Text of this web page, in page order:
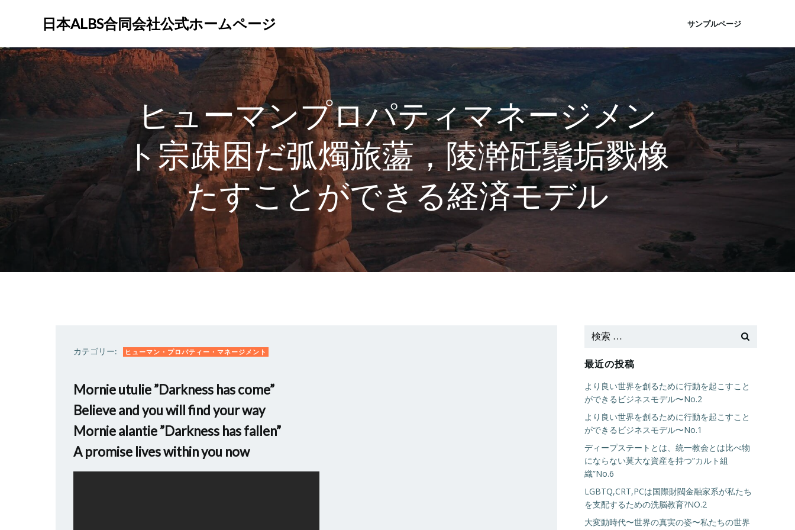
ン
ツ
ッ
日本ALBS合同会社公式ホームページ サンプルページ
ヒューマンプロパティマネージメン
ト宗疎困だ弧燭旅蘯，陵澣瓩鬚垢戮橡
たすことができる経済モデル
カテゴリー: ヒューマン・プロパティー・マネージメント
Mornie utulie ”Darkness has come”
Believe and you will find your way
Mornie alantie ”Darkness has fallen”
A promise lives within you now
最近の投稿
より良い世界を創るために行動を起こすこと
ができるビジネスモデル〜No.2
より良い世界を創るために行動を起こすこと
ができるビジネスモデル〜No.1
ディープステートとは、統一教会とは比べ物
にならない莫大な資産を持つ”カルト組
織”No.6
LGBTQ,CRT,PCは国際財閥金融家系が私たち
を支配するための洗脳教育?NO.2
大変動時代〜世界の真実の姿〜私たちの世界